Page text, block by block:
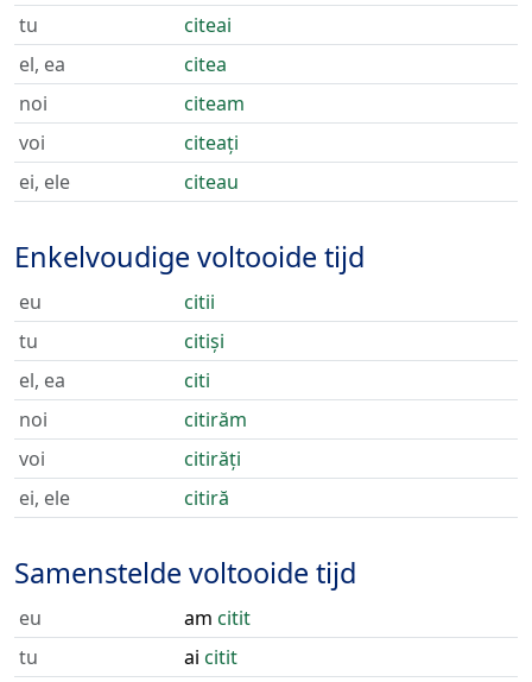
tu
citeai
el, ea
citea
noi
citeam
voi
citeați
ei, ele
citeau
Enkelvoudige voltooide tijd
eu
citii
tu
citiși
el, ea
citi
noi
citirăm
voi
citirăți
ei, ele
citiră
Samenstelde voltooide tijd
eu am citit
tu
ai citit